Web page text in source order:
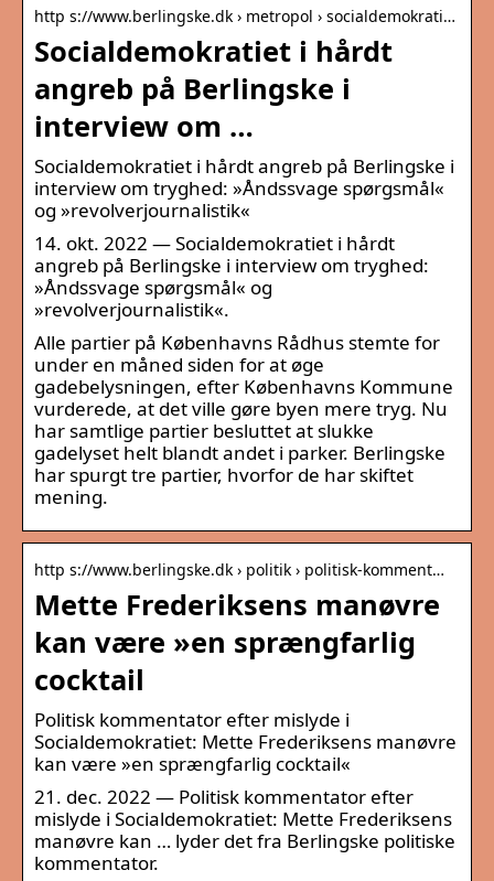
http s://www.berlingske.dk › metropol › socialdemokrati…
Socialdemokratiet i hårdt
angreb på Berlingske i
interview om …
Socialdemokratiet i hårdt angreb på Berlingske i
interview om tryghed: »Åndssvage spørgsmål«
og »revolverjournalistik«
14. okt. 2022 — Socialdemokratiet i hårdt
angreb på Berlingske i interview om tryghed:
»Åndssvage spørgsmål« og
»revolverjournalistik«.
Alle partier på Københavns Rådhus stemte for
under en måned siden for at øge
gadebelysningen, efter Københavns Kommune
vurderede, at det ville gøre byen mere tryg. Nu
har samtlige partier besluttet at slukke
gadelyset helt blandt andet i parker. Berlingske
har spurgt tre partier, hvorfor de har skiftet
mening.
http s://www.berlingske.dk › politik › politisk-komment…
Mette Frederiksens manøvre
kan være »en sprængfarlig
cocktail
Politisk kommentator efter mislyde i
Socialdemokratiet: Mette Frederiksens manøvre
kan være »en sprængfarlig cocktail«
21. dec. 2022 — Politisk kommentator efter
mislyde i Socialdemokratiet: Mette Frederiksens
manøvre kan … lyder det fra Berlingske politiske
kommentator.